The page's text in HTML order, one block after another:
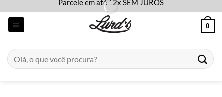
content
Parcele em até 12x SEM JUROS
0
Pesquisar
por: